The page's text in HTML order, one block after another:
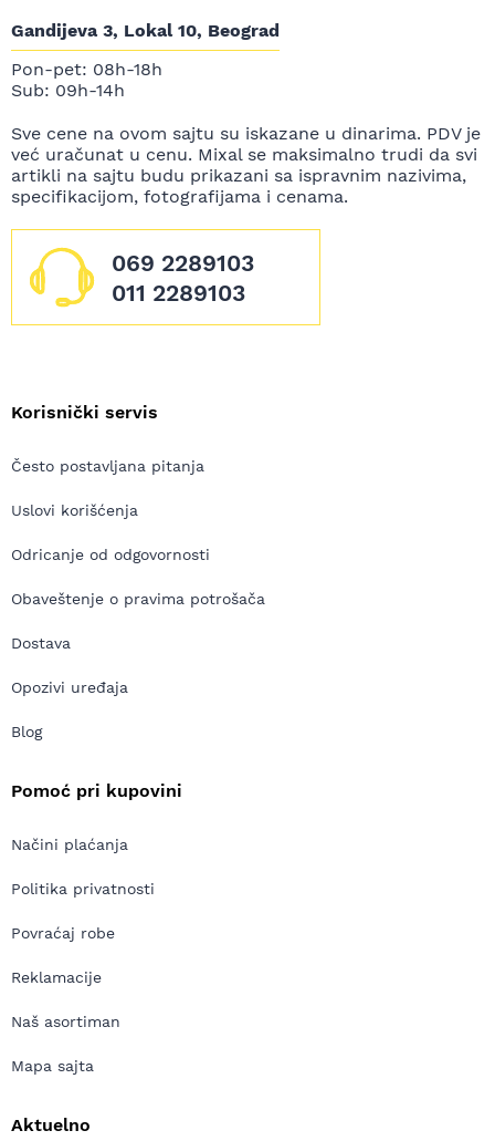
Gandijeva 3, Lokal 10, Beograd
Pon-pet: 08h-18h
Sub: 09h-14h
Sve cene na ovom sajtu su iskazane u dinarima. PDV je
već uračunat u cenu. Mixal se maksimalno trudi da svi
artikli na sajtu budu prikazani sa ispravnim nazivima,
specifikacijom, fotografijama i cenama.
069 2289103
011 2289103
Korisnički servis
Često postavljana pitanja
Uslovi korišćenja
Odricanje od odgovornosti
Obaveštenje o pravima potrošača
Dostava
Opozivi uređaja
Blog
Pomoć pri kupovini
Načini plaćanja
Politika privatnosti
Povraćaj robe
Reklamacije
Naš asortiman
Mapa sajta
Aktuelno